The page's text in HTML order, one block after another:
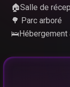
🏠Salle de
🌳 Parc arboré
🛌Hébergement